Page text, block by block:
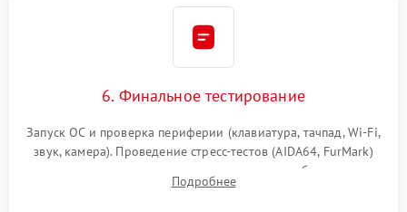
6. Финальное тестирование
Запуск ОС и проверка периферии (клавиатура, тачпад, Wi-Fi,
звук, камера). Проведение стресс-тестов (AIDA64, FurMark)
для контроля температурного режима и стабильности
системы под пиковой нагрузкой.
Подробнее